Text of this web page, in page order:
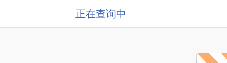
正在查询中